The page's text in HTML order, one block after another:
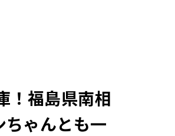
！福島県南相
ゃんとも一